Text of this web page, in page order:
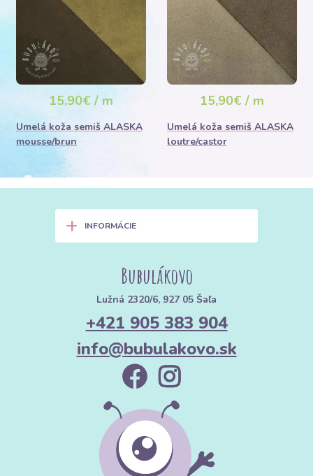
15,90€ / m
Umelá koža semiš ALASKA
mousse/brun
15,90€ / m
Umelá koža semiš ALASKA
loutre/castor
+ INFORMÁCIE
Bubulákovo
Lužná 2320/6, 927 05 Šaľa
+421 905 383 904
info@bubulakovo.sk